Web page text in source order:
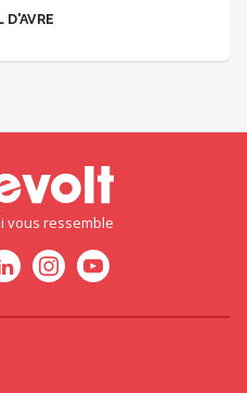
D'AVRE
vous ressemble